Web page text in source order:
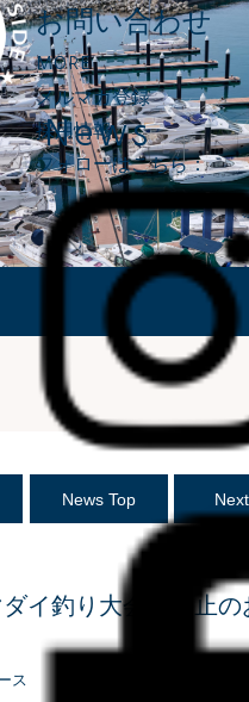
お問い合わせ
MORE
メルマガ登録
採用情報
フォローはこちら：
News
News Top
ダイ釣り大会】中止の
ス